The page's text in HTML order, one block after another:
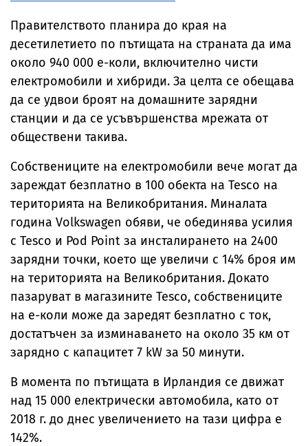
Правителството планира до края на
десетилетието по пътищата на страната да има
около 940 000 е-коли, включително чисти
електромобили и хибриди. За целта се обещава
да се удвои броят на домашните зарядни
станции и да се усъвършенства мрежата от
обществени такива.
Собствениците на електромобили вече могат да
зареждат безплатно в 100 обекта на Tesco на
територията на Великобритания. Миналата
година Volkswagen обяви, че обединява усилия
с Tesco и Pod Point за инсталирането на 2400
зарядни точки, което ще увеличи с 14% броя им
на територията на Великобритания. Докато
пазаруват в магазините Tesco, собствениците
на е-коли може да заредят безплатно с ток,
достатъчен за изминаването на около 35 км от
зарядно с капацитет 7 kW за 50 минути.
В момента по пътищата в Ирландия се движат
над 15 000 електрически автомобила, като от
2018 г. до днес увеличението на тази цифра е
142%.